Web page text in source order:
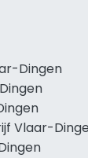
Dingen
Vlaar-